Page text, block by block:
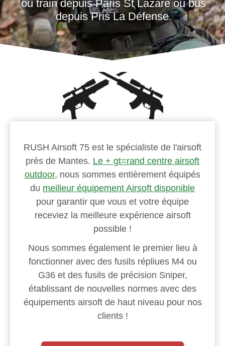
ou train depuis Paris St Lazare ou bus
depuis Pris La Défense.
RUSH Airsoft 75 est le spécialiste de l'airsoft
près de Mantes. Le + gt=rand centre airsoft
outdoor, nous sommes entièrement équipés
du meilleur équipement Airsoft disponible
pour garantir que vous et votre équipe
receviez la meilleure expérience airsoft
possible !
Nous sommes également le premier lieu à
fonctionner avec des fusils répliues M4 ou
G36 et des fusils de précision Sniper,
établissant de nouvelles normes avec des
équipements airsoft de haut niveau pour nos
clients !